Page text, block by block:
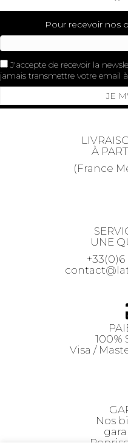
Pour recevoir nos
J'accepte de recevoir la
jamais transmettre votre email
JE
À
(France
UNE
+33(0)6
100%
Visa /
Nos